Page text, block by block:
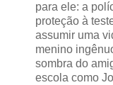
para ele: a
proteção à
assumir uma
menino
sombra do
escola como